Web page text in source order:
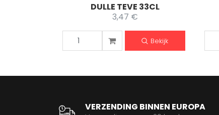
DULLE TEVE 33CL
3,47 €
Bekijk
VERZENDING BINNEN EUROPA